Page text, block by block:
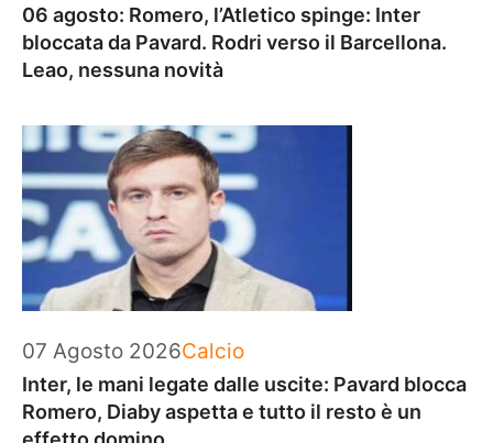
06 agosto: Romero, l’Atletico spinge: Inter
bloccata da Pavard. Rodri verso il Barcellona.
Leao, nessuna novità
07 Agosto 2026Categorie
Calcio
Inter, le mani legate dalle uscite: Pavard blocca
Romero, Diaby aspetta e tutto il resto è un